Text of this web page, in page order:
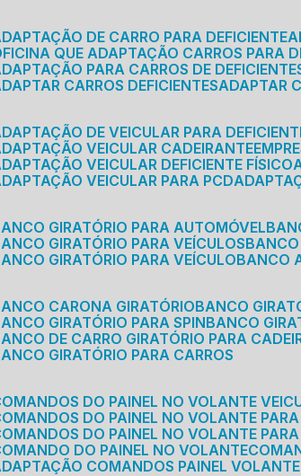
ADAPTAÇÃO DE CARRO PARA DEFICIENTE
OFICINA QUE ADAPTAÇÃO CARROS PARA
ADAPTAÇÃO PARA CARROS DE
ADAPTAR CARROS DEFICIENTES
ADAPTAR
ADAPTAÇÃO DE VEICULAR PARA
ADAPTAÇÃO VEICULAR CADEIRANTE
ADAPTAÇÃO VEICULAR DEFICIENTE FÍSICO
ADAPTAÇÃO VEICULAR PARA PCD
BANCO GIRATÓRIO PARA AUTOMÓVEL
BANCO GIRATÓRIO PARA VEÍCULOS
BANCO GIRATÓRIO PARA VEÍCULO
BANCO
BANCO CARONA GIRATÓRIO
BANCO
BANCO GIRATÓRIO PARA SPIN
BANCO
BANCO DE CARRO GIRATÓRIO PARA
BANCO GIRATÓRIO PARA CARROS
COMANDOS DO PAINEL NO VOLANTE
COMANDOS DO PAINEL NO VOLANTE
COMANDOS DO PAINEL NO VOLANTE
COMANDO DO PAINEL NO VOLANTE
ADAPTAÇÃO COMANDOS PAINEL VOLANTE